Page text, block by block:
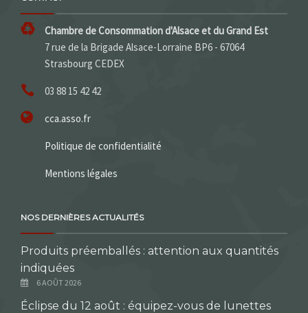
Chambre de Consommation d'Alsace et du Grand Est
7 rue de la Brigade Alsace-Lorraine BP6 - 67064
Strasbourg CEDEX
03 88 15 42 42
cca.asso.fr
Politique de confidentialité
Mentions légales
NOS DERNIÈRES ACTUALITÉS
Produits préemballés : attention aux quantités
indiquées
6 AOÛT 2026
Éclipse du 12 août : équipez-vous de lunettes